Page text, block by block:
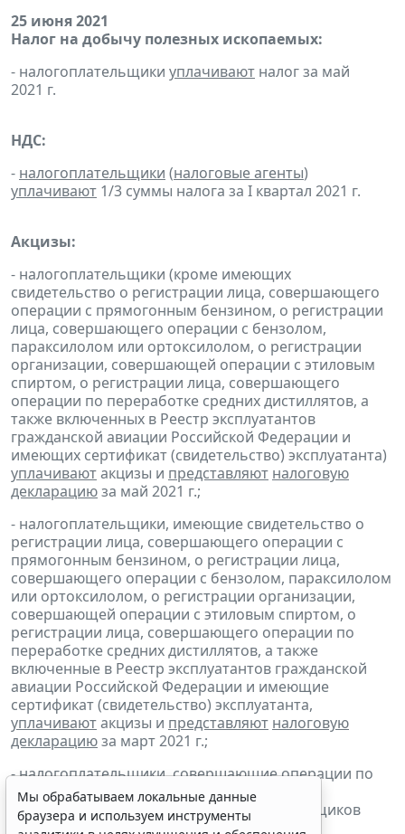
25 июня 2021
Налог на добычу полезных ископаемых:
- налогоплательщики уплачивают налог за май
2021 г.
НДС:
- налогоплательщики (налоговые агенты)
уплачивают 1/3 суммы налога за I квартал 2021 г.
Акцизы:
- налогоплательщики (кроме имеющих
свидетельство о регистрации лица, совершающего
операции с прямогонным бензином, о регистрации
лица, совершающего операции с бензолом,
параксилолом или ортоксилолом, о регистрации
организации, совершающей операции с этиловым
спиртом, о регистрации лица, совершающего
операции по переработке средних дистиллятов, а
также включенных в Реестр эксплуатантов
гражданской авиации Российской Федерации и
имеющих сертификат (свидетельство) эксплуатанта)
уплачиваютакцизы и представляют налоговую
декларациюза май 2021 г.;
- налогоплательщики, имеющие свидетельство о
регистрации лица, совершающего операции с
прямогонным бензином, о регистрации лица,
совершающего операции с бензолом, параксилолом
или ортоксилолом, о регистрации организации,
совершающей операции с этиловым спиртом, о
регистрации лица, совершающего операции по
переработке средних дистиллятов, а также
включенные в Реестр эксплуатантов гражданской
авиации Российской Федерации и имеющие
сертификат (свидетельство) эксплуатанта,
уплачиваютакцизы и представляют налоговую
декларациюза март 2021 г.;
- налогоплательщики, совершающие операции по
реализации бункерного топлива и
дистиллятов, включенные в реестр поставщиков
бункерного топлива,уплачиваютакцизы и
Мы обрабатываем локальные данные
браузера и используем инструменты